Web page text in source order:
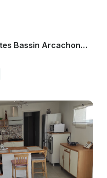
Bassin Arcachon